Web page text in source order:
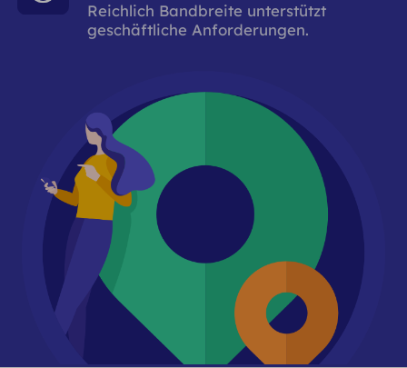
Reichlich Bandbreite unterstützt
geschäftliche Anforderungen.